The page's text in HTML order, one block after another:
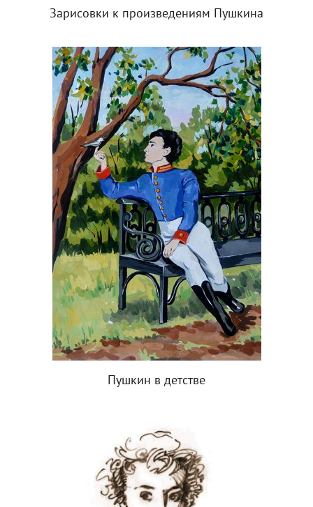
Зарисовки к произведениям Пушкина
Пушкин в детстве